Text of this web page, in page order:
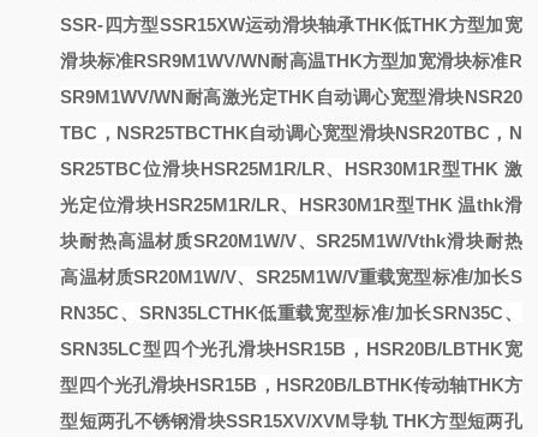
SSR-四方型SSR15XW运动滑块轴承THK低THK方型加宽
滑块标准RSR9M1WV/WN耐高温THK方型加宽滑块标准R
SR9M1WV/WN耐高激光定THK自动调心宽型滑块NSR20
TBC，NSR25TBCTHK自动调心宽型滑块NSR20TBC，N
SR25TBC位滑块HSR25M1R/LR、HSR30M1R型THK 激
光定位滑块HSR25M1R/LR、HSR30M1R型THK 温thk滑
块耐热高温材质SR20M1W/V、SR25M1W/Vthk滑块耐热
高温材质SR20M1W/V、SR25M1W/V重载宽型标准/加长S
RN35C、SRN35LCTHK低重载宽型标准/加长SRN35C、
SRN35LC型四个光孔滑块HSR15B，HSR20B/LBTHK宽
型四个光孔滑块HSR15B，HSR20B/LBTHK传动轴THK方
型短两孔不锈钢滑块SSR15XV/XVM导轨 THK方型短两孔